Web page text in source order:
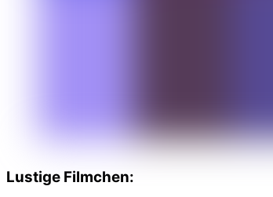
Lustige Filmchen: